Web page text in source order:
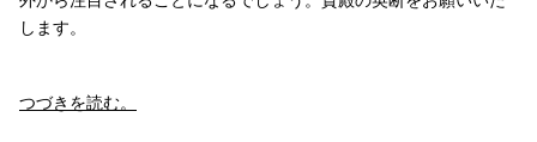
します。
つづきを読む。